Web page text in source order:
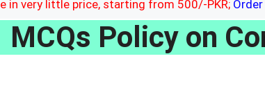
in very little price, starting from 500/-PKR;
MCQs Policy on